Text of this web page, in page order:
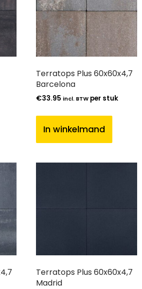
Terratops Plus 60x60x4,7
Barcelona
€33.95 incl. BTW per stuk
In winkelmand
Terratops Plus 60x60x4,7
Madrid